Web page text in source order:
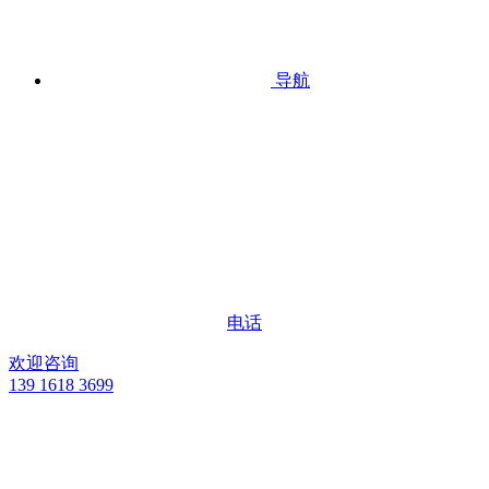
导航
电话
欢迎咨询
139 1618 3699